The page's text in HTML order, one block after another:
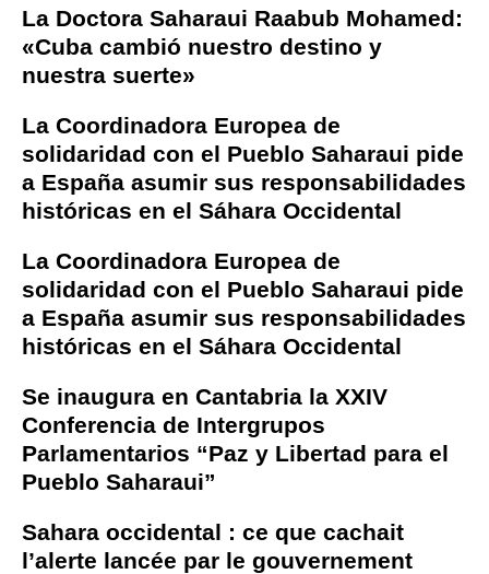
La Doctora Saharaui Raabub Mohamed:
«Cuba cambió nuestro destino y
nuestra suerte»
La Coordinadora Europea de
solidaridad con el Pueblo Saharaui pide
a España asumir sus responsabilidades
históricas en el Sáhara Occidental
La Coordinadora Europea de
solidaridad con el Pueblo Saharaui pide
a España asumir sus responsabilidades
históricas en el Sáhara Occidental
Se inaugura en Cantabria la XXIV
Conferencia de Intergrupos
Parlamentarios “Paz y Libertad para el
Pueblo Saharaui”
Sahara occidental : ce que cachait
l’alerte lancée par le gouvernement